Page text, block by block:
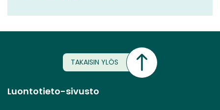
TAKAISIN YLÖS
Luontotieto-sivusto